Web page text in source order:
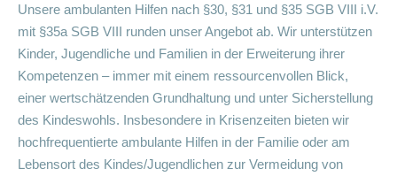
Unsere ambulanten Hilfen nach §30, §31 und §35 SGB VIII i.V.
mit §35a SGB VIII runden unser Angebot ab. Wir unterstützen
Kinder, Jugendliche und Familien in der Erweiterung ihrer
Kompetenzen – immer mit einem ressourcenvollen Blick,
einer wertschätzenden Grundhaltung und unter Sicherstellung
des Kindeswohls. Insbesondere in Krisenzeiten bieten wir
hochfrequentierte ambulante Hilfen in der Familie oder am
Lebensort des Kindes/Jugendlichen zur Vermeidung von